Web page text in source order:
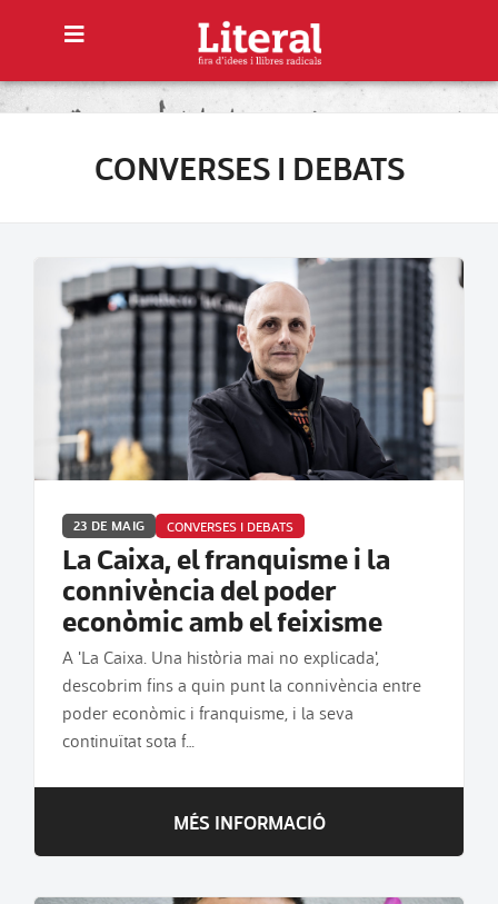
CONVERSES I DEBATS
23 DE MAIG CONVERSES I DEBATS
La Caixa, el franquisme i la
connivència del poder
econòmic amb el feixisme
A 'La Caixa. Una història mai no explicada',
descobrim fins a quin punt la connivència entre
poder econòmic i franquisme, i la seva
continuïtat sota f…
MÉS INFORMACIÓ